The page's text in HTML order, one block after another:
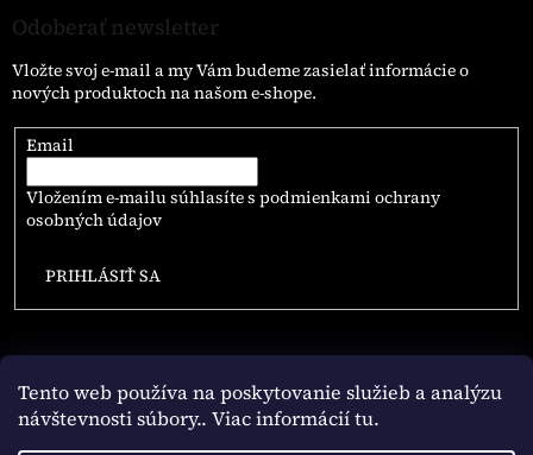
Tento web používa na poskytovanie služieb a analýzu
návštevnosti súbory.. Viac informácií tu.
Odoberať newsletter
Vložte svoj e-mail a my Vám budeme zasielať informácie o
nových produktoch na našom e-shope.
Email
Vložením e-mailu súhlasíte s podmienkami ochrany
osobných údajov
PRIHLÁSIŤ SA